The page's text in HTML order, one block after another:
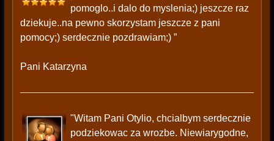
pomoglo..i dalo do myslenia;) jeszcze raz
dziekuje..na pewno skorzystam jeszcze z pani
pomocy;) serdecznie pozdrawiam;) ”
Pani Katarzyna
"Witam Pani Otylio, chcialbym serdecznie
podziekowac za wrozbe. Niewiarygodne,